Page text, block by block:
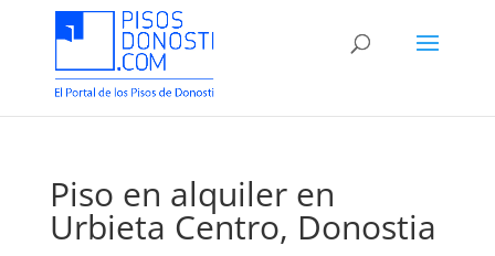
Piso en alquiler en
Urbieta Centro, Donostia